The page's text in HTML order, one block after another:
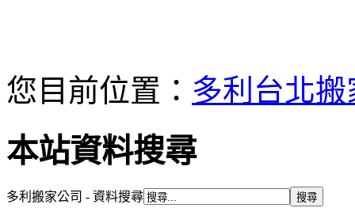
您目前位置： 多利台北
本站資料搜尋
多利搬家公司 - 資料搜尋